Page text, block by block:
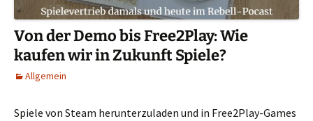
Von der Demo bis Free2Play: Wie
kaufen wir in Zukunft Spiele?
Allgemein
Spiele von Steam herunterzuladen und in Free2Play-Games